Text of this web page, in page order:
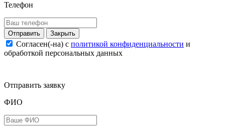
Телефон
Закрыть
Согласен(-на) c политикой конфиденциальности и
обработкой персональных данных
Отправить заявку
ФИО